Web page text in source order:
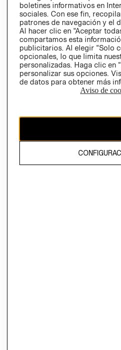
El contenido de esta página web
boletines informativos en
sociales. Con ese fin,
patrones de navegación y el
Al hacer clic en “Aceptar
compartamos esta
publicitarios. Al elegir “Solo
opcionales, lo que limita
personalizadas. Haga clic en
personalizar sus opciones.
de datos para obtener más
Aviso de